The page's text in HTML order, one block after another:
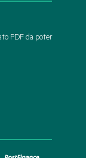
PDF da poter